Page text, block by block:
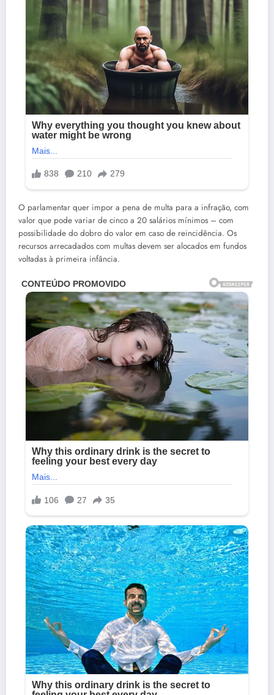
O parlamentar quer impor a pena de multa para a infração, com
valor que pode variar de cinco a 20 salários mínimos – com
possibilidade do dobro do valor em caso de reincidência. Os
recursos arrecadados com multas devem ser alocados em fundos
voltadas à primeira infância.